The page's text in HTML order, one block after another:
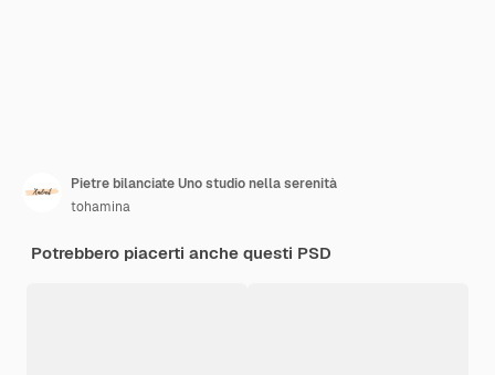
Pietre bilanciate Uno studio nella serenità
tohamina
Potrebbero piacerti anche questi PSD